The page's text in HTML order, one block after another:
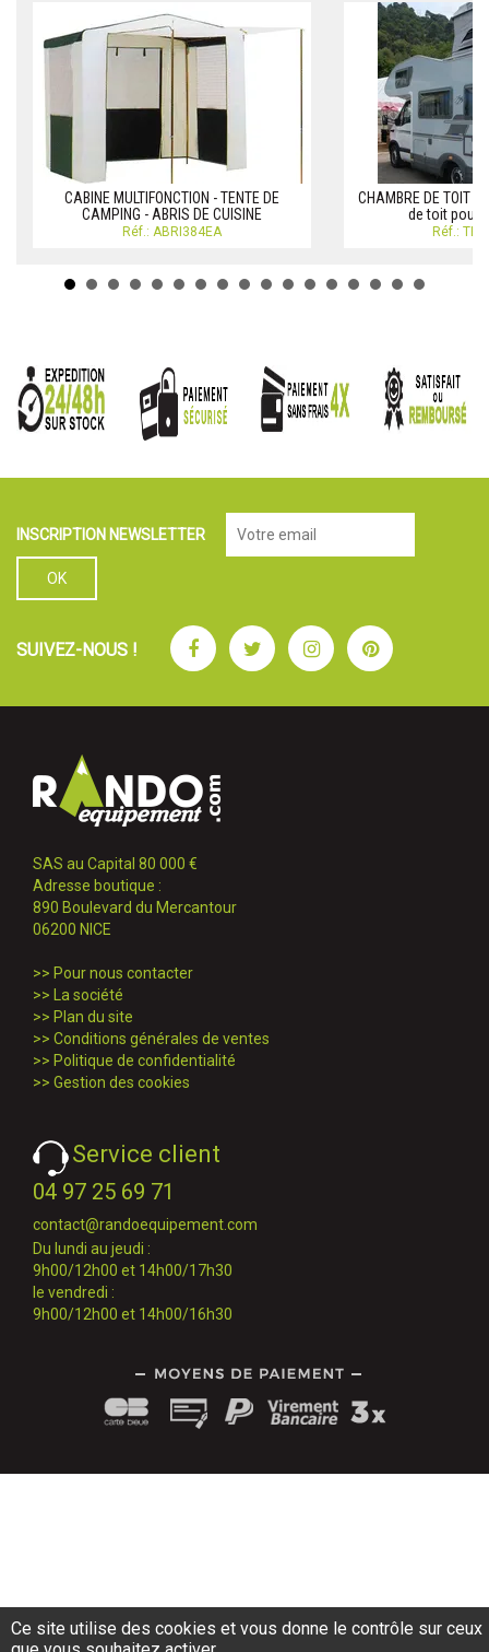
CABINE MULTIFONCTION - TENTE DE
CAMPING - ABRIS DE CUISINE
Réf.: ABRI384EA
CHAMBRE DE TOIT
de toit pour
Réf.:
INSCRIPTION NEWSLETTER
SUIVEZ-NOUS ! FacebookTwitterInstagramPinterest
SAS au Capital 80 000 €
Adresse boutique :
890 Boulevard du Mercantour
06200 NICE
>> Pour nous contacter
>>
La société
>> Plan du site
>> Conditions générales de ventes
>> Politique de confidentialité
>> Gestion des cookies
Service client
04 97 25 69 71
contact@randoequipement.com
Du lundi au jeudi :
9h00/12h00 et 14h00/17h30
le vendredi :
9h00/12h00 et 14h00/16h30
Ce site utilise des cookies et vous donne le contrôle sur ceux